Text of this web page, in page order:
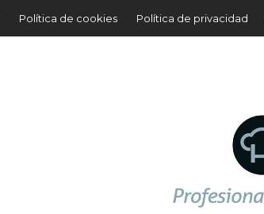
Política de cookies Política de privacidad